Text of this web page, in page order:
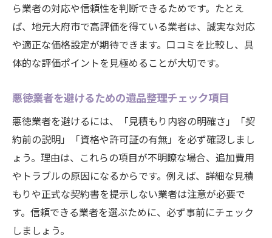
ら業者の対応や信頼性を判断できるためです。たとえ
ば、地元大府市で高評価を得ている業者は、誠実な対応
や適正な価格設定が期待できます。口コミを比較し、具
体的な評価ポイントを見極めることが大切です。
悪徳業者を避けるための遺品整理チェック項目
悪徳業者を避けるには、「見積もり内容の明確さ」「契
約前の説明」「資格や許可証の有無」を必ず確認しまし
ょう。理由は、これらの項目が不明瞭な場合、追加費用
やトラブルの原因になるからです。例えば、詳細な見積
もりや正式な契約書を提示しない業者は注意が必要で
す。信頼できる業者を選ぶために、必ず事前にチェック
しましょう。